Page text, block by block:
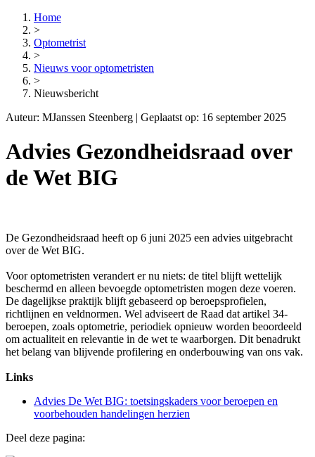
Home
>
Optometrist
>
Nieuws voor optometristen
>
Nieuwsbericht
Auteur: MJanssen Steenberg | Geplaatst op: 16 september 2025
Advies Gezondheidsraad over
de Wet BIG
De Gezondheidsraad heeft op 6 juni 2025 een advies uitgebracht
over de Wet BIG.
Voor optometristen verandert er nu niets: de titel blijft wettelijk
beschermd en alleen bevoegde optometristen mogen deze voeren.
De dagelijkse praktijk blijft gebaseerd op beroepsprofielen,
richtlijnen en veldnormen. Wel adviseert de Raad dat artikel 34-
beroepen, zoals optometrie, periodiek opnieuw worden beoordeeld
om actualiteit en relevantie in de wet te waarborgen. Dit benadrukt
het belang van blijvende profilering en onderbouwing van ons vak.
Links
Advies De Wet BIG: toetsingskaders voor beroepen en
voorbehouden handelingen herzien
Deel deze pagina: